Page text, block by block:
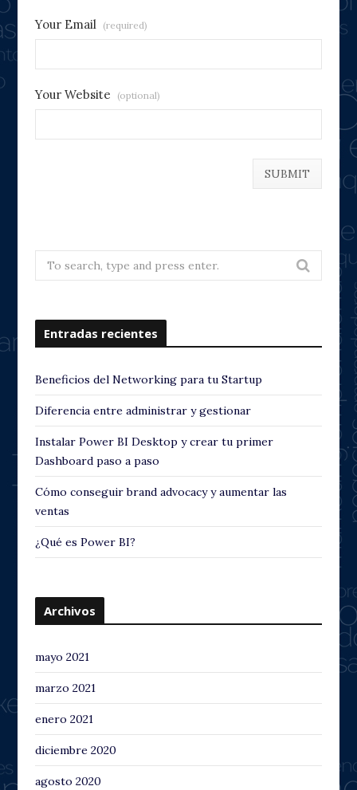
Your Email (required)
Your Website (optional)
Search
for:
Entradas recientes
Beneficios del Networking para tu Startup
Diferencia entre administrar y gestionar
Instalar Power BI Desktop y crear tu primer
Dashboard paso a paso
Cómo conseguir brand advocacy y aumentar las
ventas
¿Qué es Power BI?
Archivos
mayo 2021
marzo 2021
enero 2021
diciembre 2020
agosto 2020